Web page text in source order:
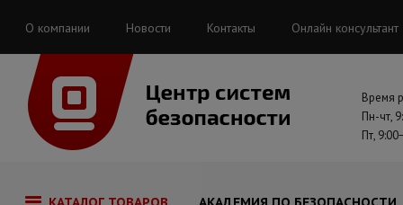
О компании Новости Контакты Онлайн консультант
Время
Пн-чт,
Пт,